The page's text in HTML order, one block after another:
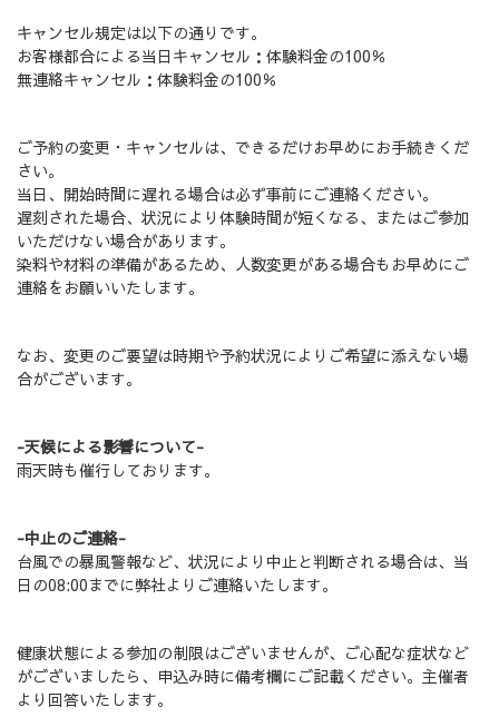
キャンセル規定は以下の通りです。
お客様都合による当日キャンセル：体験料金の100％
無連絡キャンセル：体験料金の100％
ご予約の変更・キャンセルは、できるだけお早めにお手続きくだ
さい。
当日、開始時間に遅れる場合は必ず事前にご連絡ください。
遅刻された場合、状況により体験時間が短くなる、またはご参加
いただけない場合があります。
染料や材料の準備があるため、人数変更がある場合もお早めにご
連絡をお願いいたします。
なお、変更のご要望は時期や予約状況によりご希望に添えない場
合がございます。
-天候による影響について-
雨天時も催行しております。
-中止のご連絡-
台風での暴風警報など、状況により中止と判断される場合は、当
日の08:00までに弊社よりご連絡いたします。
健康状態による参加の制限はございませんが、ご心配な症状など
がございましたら、申込み時に備考欄にご記載ください。主催者
より回答いたします。